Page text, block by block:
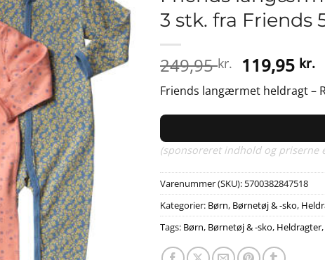
3 stk. fra Friends
249,95kr. Den
oprindelige
pris
var:
119,95 kr.
Friends langærmet heldragt –
(sponsoreret indhold og priserne
Varenummer (SKU): 5700382847518
Kategorier: Børn, Børnetøj & -sko,
Tags: Børn, Børnetøj & -sko, Heldragter,